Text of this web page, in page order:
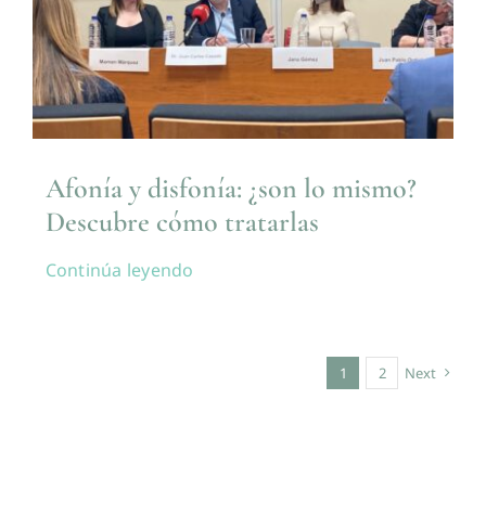
Afonía y disfonía: ¿son lo mismo?
Descubre cómo tratarlas
Continúa leyendo
1 2 Next